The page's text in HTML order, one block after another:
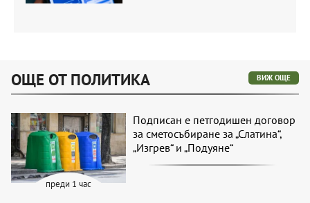
ОЩЕ ОТ ПОЛИТИКА ВИЖ ОЩЕ
преди 1 час
Подписан е петгодишен договор
за сметосъбиране за „Слатина“,
„Изгрев“ и „Подуяне“